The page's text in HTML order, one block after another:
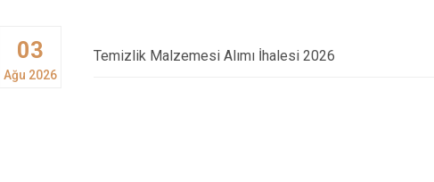
03
Ağu 2026
Temizlik Malzemesi Alımı İhalesi 2026